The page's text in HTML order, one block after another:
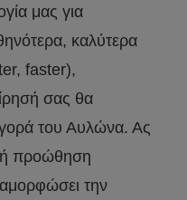
μας για
καλύτερα
faster),
σας θα
του Αυλώνα. Ας
προώθηση
την